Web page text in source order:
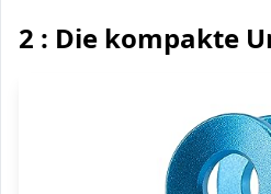
2 : Die kompakte